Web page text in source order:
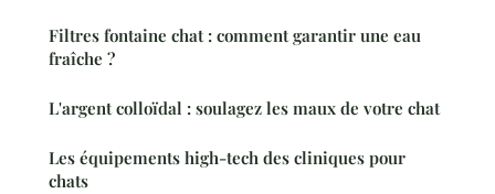
Filtres fontaine chat : comment garantir une eau
fraîche ?
L'argent colloïdal : soulagez les maux de votre chat
Les équipements high-tech des cliniques pour
chats